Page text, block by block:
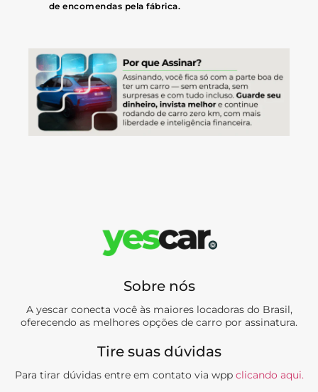
de encomendas pela fábrica.
Sobre nós
A yescar conecta você às maiores locadoras do Brasil,
oferecendo as melhores opções de carro por assinatura.
Tire suas dúvidas
Para tirar dúvidas entre em contato via wpp clicando aqui.